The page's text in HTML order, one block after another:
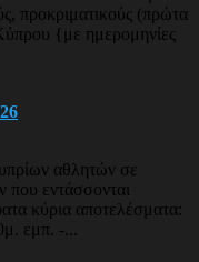
προκριματικούς (πρώτα
{με ημερομηνίες
αθλητών σε
που εντάσσονται
κύρια αποτελέσματα:
εμπ. -...